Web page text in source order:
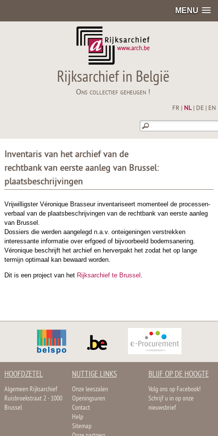
MENU
Rijksarchief in België
Ons collectief geheugen !
FR NL| DE EN
Inventaris van het archief van de
rechtbank van eerste aanleg van Brussel:
plaatsbeschrijvingen
Vrijwilligster Véronique Brasseur inventariseert momenteel de processen-
verbaal van de plaatsbeschrijvingen van de rechtbank van eerste aanleg
van Brussel.
Dossiers die werden aangelegd n.a.v. onteigeningen verstrekken
interessante informatie over erfgoed of bijvoorbeeld bodemsanering.
Véronique beschrijft het archief en herverpakt het zodat het op lange
termijn optimaal kan bewaard worden.
Dit is een project van het Rijksarchief te Brussel
HOOFDZETEL
Algemeen Rijksarchief
Ruisbroekstraat 2 - 1000
Brussel
NUTTIGE LINKS
Onze leeszalen
Openingsuren
Contact
Help
Sitemap
BLIJF OP DE HOOGTE
Volg ons op Facebook!
Schrijf u in op onze
nieuwsbrief